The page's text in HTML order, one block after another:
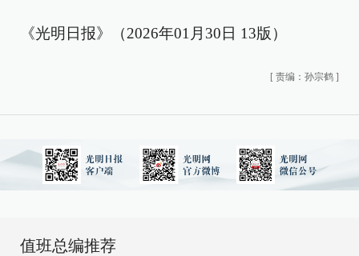
《光明日报》（2026年01月30日 13版）
[ 责编：孙宗鹤 ]
值班总编推荐